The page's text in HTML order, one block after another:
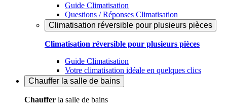
Guide Climatisation
Questions / Réponses Climatisation
Climatisation réversible pour plusieurs pièces
Climatisation réversible pour plusieurs pièces
Guide Climatisation
Votre climatisation idéale en quelques clics
Chauffer la salle de bains
Chauffer la salle de bains